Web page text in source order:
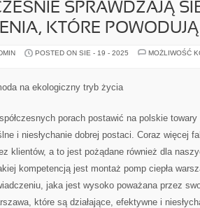
SPRAWDZAJĄ
KTÓRE POWODUJĄ
POSTED ON SIE - 19 - 2025
MOŻLIWOŚĆ
na ekologiczny tryb życia
porach postawić na polskie
i niesłychanie dobrej postaci. Coraz więcej
klientów, a to jest pożądane również dla
kompetencją jest montaż pomp ciepła
jaka jest wysoko poważana przez
które są działające, efektywne i